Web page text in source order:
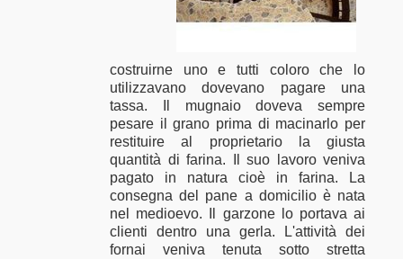
costruirne uno e tutti coloro che lo
utilizzavano dovevano pagare una
tassa. Il mugnaio doveva sempre
pesare il grano prima di macinarlo per
restituire al proprietario la giusta
quantità di farina. Il suo lavoro veniva
pagato in natura cioè in farina. La
consegna del pane a domicilio è nata
nel medioevo. Il garzone lo portava ai
clienti dentro una gerla. L'attività dei
fornai veniva tenuta sotto stretta